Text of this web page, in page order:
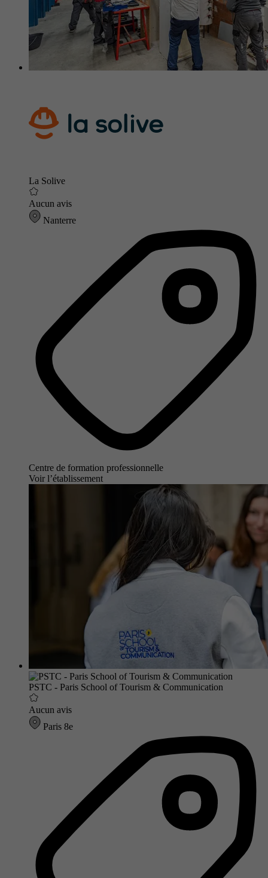
La Solive
Aucun avis
Nanterre
Centre de formation professionnelle
Voir l’établissement
PSTC - Paris School of Tourism & Communication
Aucun avis
Paris 8e